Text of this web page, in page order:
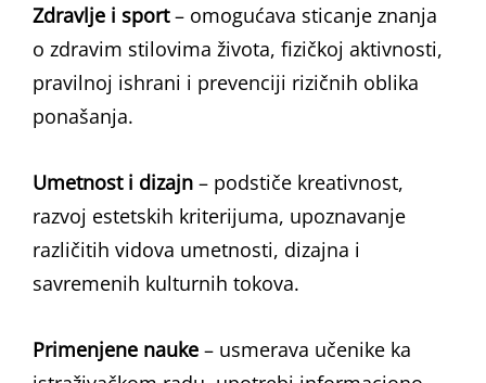
Zdravlje i sport– omogućava sticanje znanja
o zdravim stilovima života, fizičkoj aktivnosti,
pravilnoj ishrani i prevenciji rizičnih oblika
ponašanja.
Umetnost i dizajn – podstiče kreativnost,
razvoj estetskih kriterijuma, upoznavanje
različitih vidova umetnosti, dizajna i
savremenih kulturnih tokova.
Primenjene nauke – usmerava učenike ka